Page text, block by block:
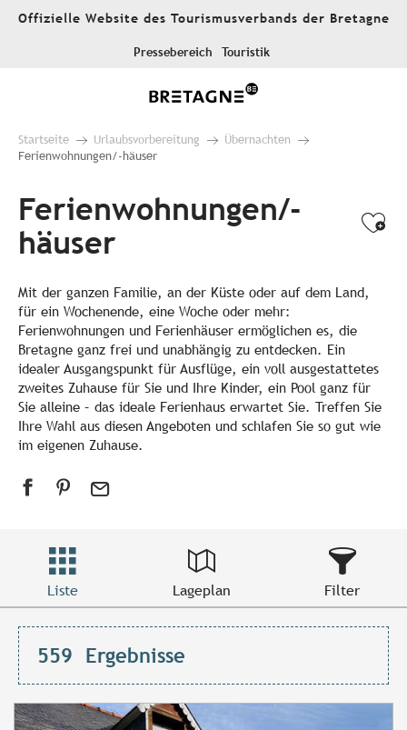
AllerOffizielle Website des Tourismusverbands der Bretagne
Pressebereich Touristik
Startseite Urlaubsvorbereitung
Übernachten
Ferienwohnungen/-häuser
Ferienwohnungen/-
häuser
Mit der ganzen Familie, an der Küste oder auf dem Land,
für ein Wochenende, eine Woche oder mehr:
Ferienwohnungen und Ferienhäuser ermöglichen es, die
Bretagne ganz frei und unabhängig zu entdecken. Ein
idealer Ausgangspunkt für Ausflüge, ein voll ausgestattetes
zweites Zuhause für Sie und Ihre Kinder, ein Pool ganz für
Sie alleine – das ideale Ferienhaus erwartet Sie. Treffen Sie
Ihre Wahl aus diesen Angeboten und schlafen Sie so gut wie
im eigenen Zuhause.
Liste Lageplan Filter
559 Ergebnisse